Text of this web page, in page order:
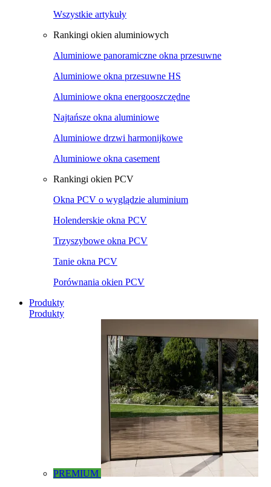
Wszystkie artykuły
Rankingi okien aluminiowych
Aluminiowe panoramiczne okna przesuwne
Aluminiowe okna przesuwne HS
Aluminiowe okna energooszczędne
Najtańsze okna aluminiowe
Aluminiowe drzwi harmonijkowe
Aluminiowe okna casement
Rankingi okien PCV
Okna PCV o wyglądzie aluminium
Holenderskie okna PCV
Trzyszybowe okna PCV
Tanie okna PCV
Porównania okien PCV
Produkty
Produkty
PREMIUM